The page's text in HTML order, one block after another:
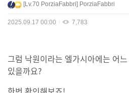
Lv.70 PorziaFabbri PorziaFabbri
2025.09.17 00:00 7,783
그럼 낙원이라는 엘가시아에는 어
있을까요?